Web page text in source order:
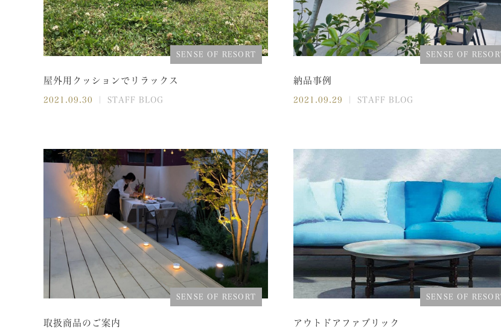
SENSE OF RESORT
屋外用クッションでリラックス
2021.09.30 ｜ STAFF BLOG
SENSE OF
納品事例
2021.09.29 ｜ STAFF BLOG
SENSE OF RESORT
取扱商品のご案内
SENSE OF
アウトドアファブリック